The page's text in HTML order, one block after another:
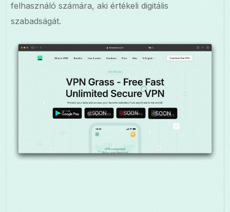
felhasználó számára, aki értékeli digitális
szabadságát.